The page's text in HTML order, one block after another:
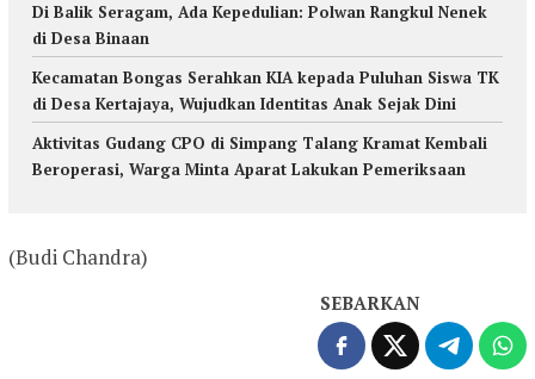
Di Balik Seragam, Ada Kepedulian: Polwan Rangkul Nenek
di Desa Binaan
Kecamatan Bongas Serahkan KIA kepada Puluhan Siswa TK
di Desa Kertajaya, Wujudkan Identitas Anak Sejak Dini
Aktivitas Gudang CPO di Simpang Talang Kramat Kembali
Beroperasi, Warga Minta Aparat Lakukan Pemeriksaan
(Budi Chandra)
SEBARKAN